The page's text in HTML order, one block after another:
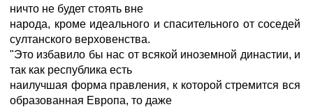
ничто не будет стоять вне
народа, кроме идеального и спасительного от соседей
султанского верховенства.
"Это избавило бы нас от всякой иноземной династии, и
так как республика есть
наилучшая форма правления, к которой стремится вся
образованная Европа, то даже